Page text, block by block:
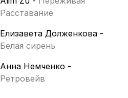
Расставание
Елизавета Долженкова -
Белая сирень
Анна Немченко -
Ретровейв